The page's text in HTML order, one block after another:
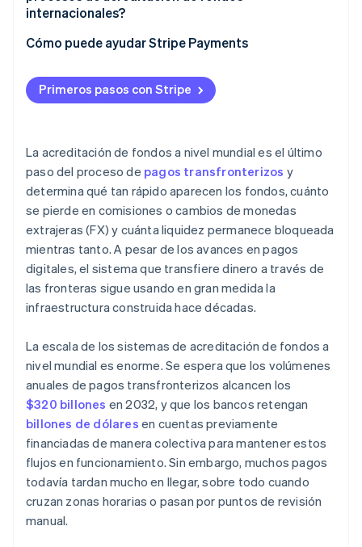
exceso
Los riesgos de FX intensifican el problema
Demasiados intermediarios
Horarios de atención que no coinciden
redundantes
internacionales?
Usar proveedores con integraciones locales
Elegir monedas de acreditación de fondos
adecuadas
Reducir la presión de liquidez
Cómo puede ayudar Stripe Payments
Primeros pasos con Stripe
La acreditación de fondos a nivel mundial es el último
paso del proceso de pagos transfronterizos y
determina qué tan rápido aparecen los fondos, cuánto
se pierde en comisiones o cambios de monedas
extrajeras (FX) y cuánta liquidez permanece bloqueada
mientras tanto. A pesar de los avances en pagos
digitales, el sistema que transfiere dinero a través de
las fronteras sigue usando en gran medida la
infraestructura construida hace décadas.
La escala de los sistemas de acreditación de fondos a
nivel mundial es enorme. Se espera que los volúmenes
anuales de pagos transfronterizos alcancen los
$320 billones en 2032, y que los bancos retengan
billones de dólares en cuentas previamente
financiadas de manera colectiva para mantener estos
flujos en funcionamiento. Sin embargo, muchos pagos
todavía tardan mucho en llegar, sobre todo cuando
cruzan zonas horarias o pasan por puntos de revisión
manual.